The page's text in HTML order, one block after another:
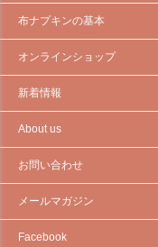
布ナプキンの基本
オンラインショップ
新着情報
About us
お問い合わせ
メールマガジン
Facebook